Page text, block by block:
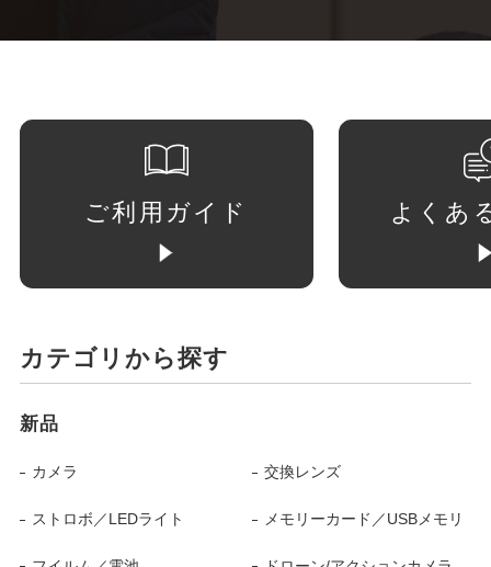
ご利用ガイド よくあ
カテゴリから探す
新品
カメラ 交換レンズ
ストロボ／LEDライト メモリーカード／USBメモリ